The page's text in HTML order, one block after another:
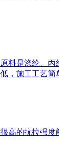
料是涤纶、
，施工工艺
高的抗拉强度